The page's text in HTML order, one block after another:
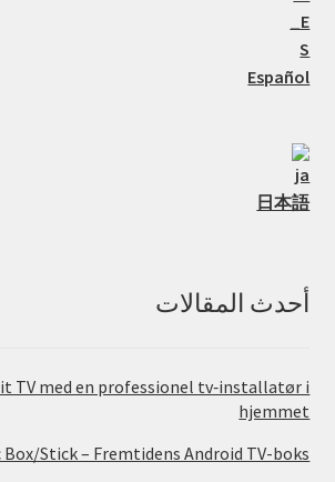
Español
日本語
أحدث المقالات
TV med en professionel tv‑installatør i
hjemmet
Box/Stick – Fremtidens Android TV-boks